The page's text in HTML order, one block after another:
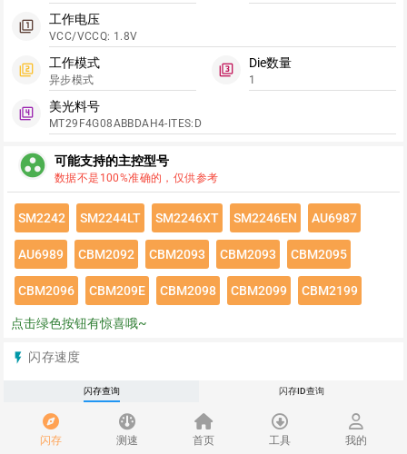
闪存 测速 首页 工具 我的
filter_1
工作电压
VCC/VCCQ: 1.8V
filter_2
工作模式
异步模式
filter_3
Die数量
1
filter_4
美光料号
MT29F4G08ABBDAH4-ITES:D
group_work 可能支持的主控型号
数据不是100%准确的，仅供参考
SM2242 SM2244LT SM2246XT SM2246EN AU6987
AU6989 CBM2092 CBM2093 CBM2093 CBM2095
CBM2096 CBM209E CBM2098 CBM2099 CBM2199
点击绿色按钮有惊喜哦~
flash_on 闪存速度
推荐
闪存查询 闪存ID查询